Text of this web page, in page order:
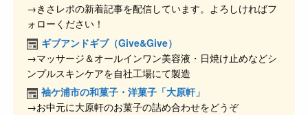
b
o
o
k
a
→きさレポの新着記事を配信しています。よろしければフ
ォローください！
ギブアンドギブ（Give&Give）
→マッサージ＆オールインワン美容液・日焼け止めなどシ
ンプルスキンケアを自社工場にて製造
袖ケ浦市の和菓子・洋菓子「大原軒」
→お中元に大原軒のお菓子の詰め合わせをどうぞ